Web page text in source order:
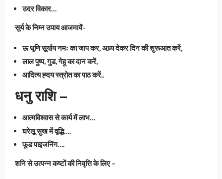
उदर विकार…
सूर्य के निम्न उपाय आजमायें-
ऊ धृणि सूर्याय नमः का जाप कर, अध्र्य देकर दिन की शुरूआत करें,
लाल पुष्प, गुड, गेहू का दान करें,
आदित्य ह्दय स्त्रोत का पाठ करें..
धनु राशि –
आत्मविश्वास से कार्य में लाभ…
घरेलू सुख में वृद्धि….
फूड पाइजनिंग….
शनि से उत्पन्न कष्टों की निवृत्ति के लिए –